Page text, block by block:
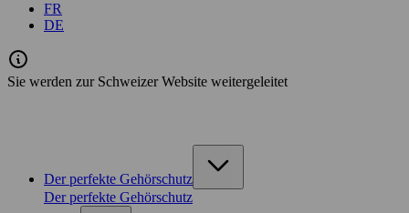
FR
DE
Sie werden zur Schweizer Website weitergeleitet
Der perfekte Gehörschutz
Der perfekte Gehörschutz